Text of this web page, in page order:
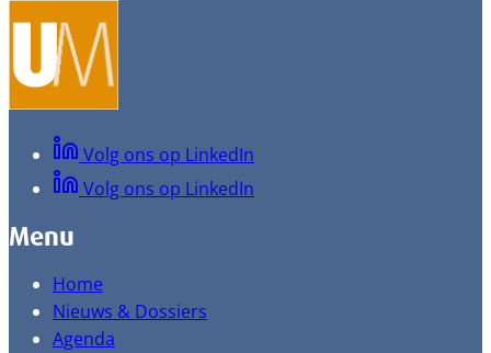
Volg ons op LinkedIn
Volg ons op LinkedIn
Menu
Home
Nieuws & Dossiers
Agenda